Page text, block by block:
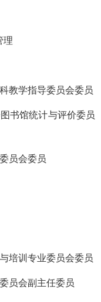
理
教学指导委员会委员
书馆统计与评价委员
员会委员
培训专业委员会委员
员会副主任委员